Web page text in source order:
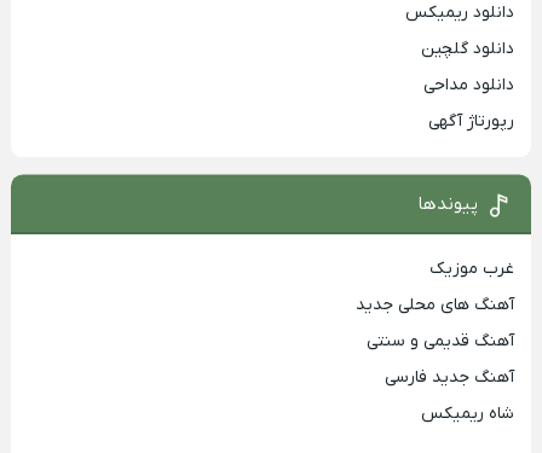
دانلود ریمیکس
دانلود گلچین
دانلود مداحی
رپورتاژ آگهی
پیوندها
غرب موزیک
آهنگ های محلی جدید
آهنگ قدیمی و سنتی
آهنگ جدید فارسی
شاه ریمیکس